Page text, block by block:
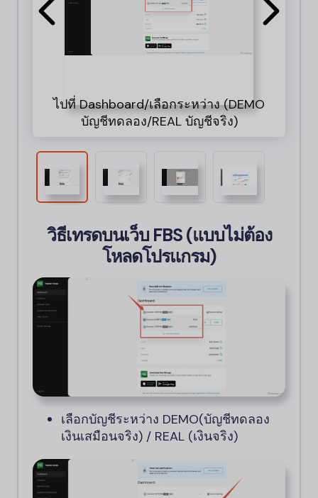
ไปที่ Dashboard/เลือกระหว่าง (DEMO
บัญชีทดลอง/REAL บัญชีจริง)
วิธีเทรดบนเว็บFBS(แบบไม่ต้อง
โหลดโปรแกรม)
เลือกบัญชีระหว่าง DEMO(บัญชีทดลอง
เงินเสมือนจริง) / REAL (เงินจริง)